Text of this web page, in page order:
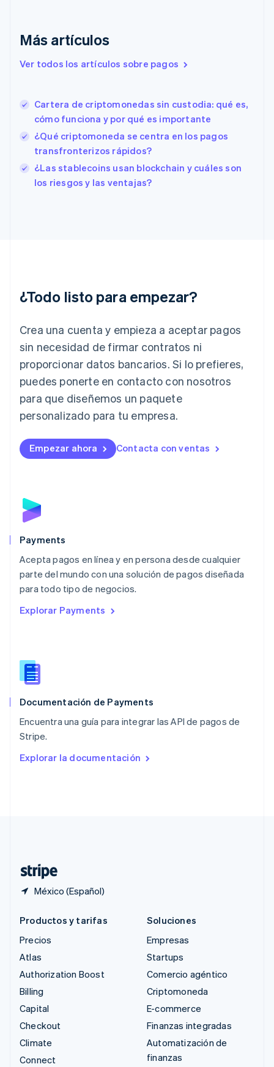
Más artículos
Ver todos los artículos sobre pagos
Cartera de criptomonedas sin custodia: qué es,
cómo funciona y por qué es importante
¿Qué criptomoneda se centra en los pagos
transfronterizos rápidos?
¿Las stablecoins usan blockchain y cuáles son
los riesgos y las ventajas?
¿Todo listo para empezar?
Crea una cuenta y empieza a aceptar pagos
sin necesidad de firmar contratos ni
proporcionar datos bancarios. Si lo prefieres,
puedes ponerte en contacto con nosotros
para que diseñemos un paquete
personalizado para tu empresa.
Empezar ahora Contacta con ventas
Payments
Acepta pagos en línea y en persona desde cualquier
parte del mundo con una solución de pagos diseñada
para todo tipo de negocios.
Explorar Payments
Documentación de Payments
Encuentra una guía para integrar las API de pagos de
Stripe.
Explorar la documentación
México (Español)
English
EnglishItaliano
Estados Unidos
EnglishEspañol简体中文
English
Finlandia
EnglishSvenska
Francia
English
Irlanda
Italia
English
Japón
日本語English
Letonia
Liechtenstein
DeutschEnglish
English
Luxemburgo
Malta
English
Español
English
Nueva Zelandia
English
NederlandsEnglish
Português
RAE de Hong Kong, China
Reino Unido
República Checa
English
English
Productos y tarifas
Precios
Atlas
Authorization Boost
Billing
Capital
Checkout
Climate
Connect
Soluciones
Empresas
Startups
Comercio agéntico
Criptomoneda
E-commerce
Finanzas integradas
Automatización de
finanzas